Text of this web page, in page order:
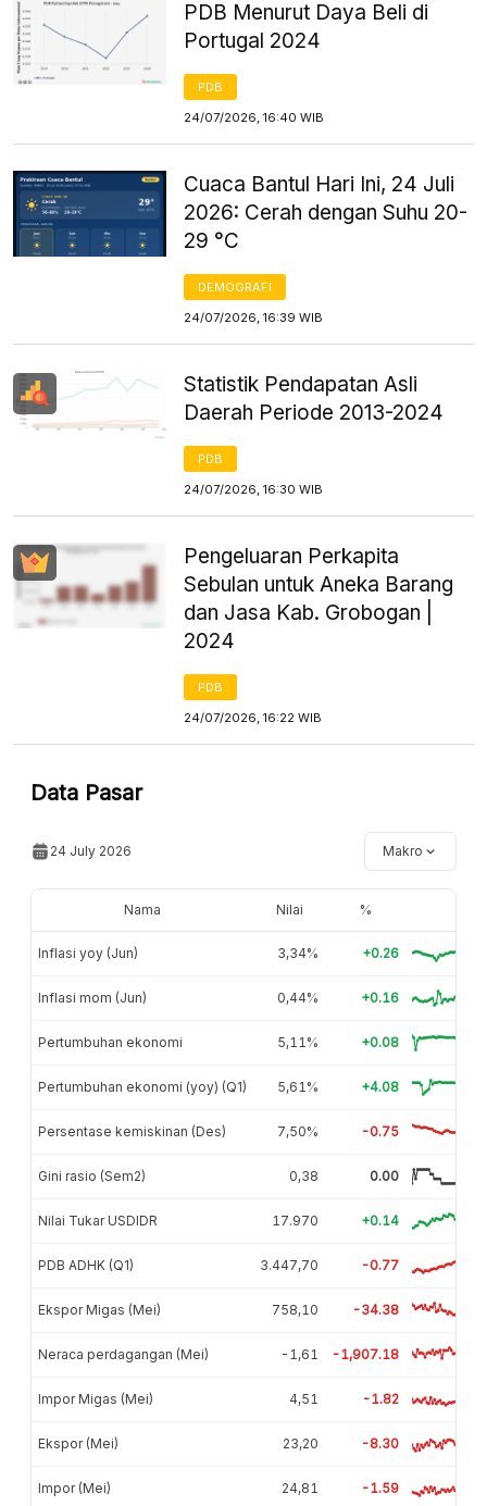
PDB Menurut Daya Beli di
Portugal 2024
PDB
24/07/2026, 16:40 WIB
Cuaca Bantul Hari Ini, 24 Juli
2026: Cerah dengan Suhu 20-
29 °C
DEMOGRAFI
24/07/2026, 16:39 WIB
Statistik Pendapatan Asli
Daerah Periode 2013-2024
PDB
24/07/2026, 16:30 WIB
Pengeluaran Perkapita
Sebulan untuk Aneka Barang
dan Jasa Kab. Grobogan |
2024
PDB
24/07/2026, 16:22 WIB
Data Pasar
24 July 2026 Makro
Nama Nilai %
Inflasi yoy (Jun) 3,34% +0.26
Inflasi mom (Jun) 0,44% +0.16
Pertumbuhan ekonomi 5,11% +0.08
Pertumbuhan ekonomi (yoy) (Q1) 5,61% +4.08
Persentase kemiskinan (Des) 7,50% -0.75
Gini rasio (Sem2) 0,38 0.00
Nilai Tukar USDIDR 17.970 +0.14
PDB ADHK (Q1) 3.447,70 -0.77
Ekspor Migas (Mei) 758,10 -34.38
Neraca perdagangan (Mei) -1,61 -1,907.18
Impor Migas (Mei) 4,51 -1.82
Ekspor (Mei) 23,20 -8.30
Impor (Mei) 24,81 -1.59